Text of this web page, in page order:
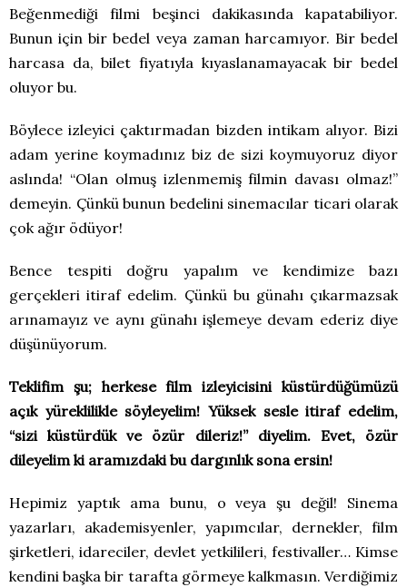
Beğenmediği filmi beşinci dakikasında kapatabiliyor.
Bunun için bir bedel veya zaman harcamıyor. Bir bedel
harcasa da, bilet fiyatıyla kıyaslanamayacak bir bedel
oluyor bu.
Böylece izleyici çaktırmadan bizden intikam alıyor. Bizi
adam yerine koymadınız biz de sizi koymuyoruz diyor
aslında! “Olan olmuş izlenmemiş filmin davası olmaz!”
demeyin. Çünkü bunun bedelini sinemacılar ticari olarak
çok ağır ödüyor!
Bence tespiti doğru yapalım ve kendimize bazı
gerçekleri itiraf edelim. Çünkü bu günahı çıkarmazsak
arınamayız ve aynı günahı işlemeye devam ederiz diye
düşünüyorum.
Teklifim şu; herkese film izleyicisini küstürdüğümüzü
açık yüreklilikle söyleyelim! Yüksek sesle itiraf edelim,
“sizi küstürdük ve özür dileriz!” diyelim. Evet, özür
dileyelim ki aramızdaki bu dargınlık sona ersin!
Hepimiz yaptık ama bunu, o veya şu değil! Sinema
yazarları, akademisyenler, yapımcılar, dernekler, film
şirketleri, idareciler, devlet yetkilileri, festivaller… Kimse
kendini başka bir tarafta görmeye kalkmasın. Verdiğimiz